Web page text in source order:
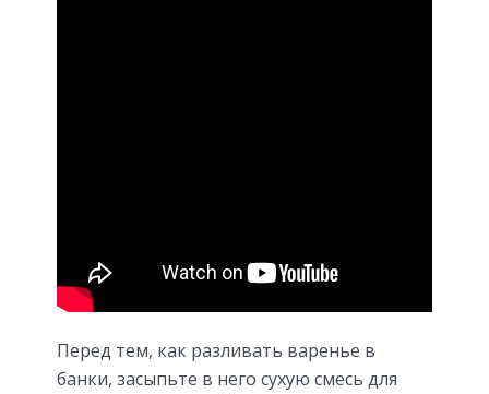
Перед тем, как разливать варенье в
банки, засыпьте в него сухую смесь для